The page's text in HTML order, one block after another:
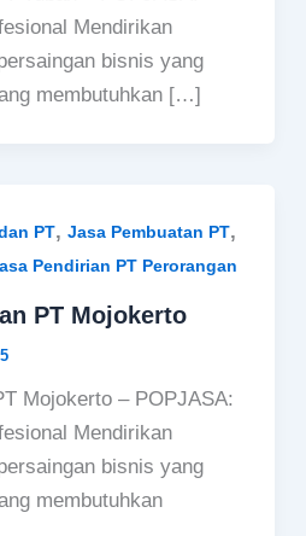
Mendirikan
bisnis yang
membutuhkan […]
PT, Jasa Pembuatan PT,
Pendirian PT Perorangan
PT Mojokerto
Mojokerto – POPJASA:
Mendirikan
bisnis yang
membutuhkan